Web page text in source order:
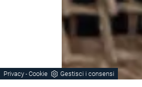
Privacy - Cookie Gestisci i consensi